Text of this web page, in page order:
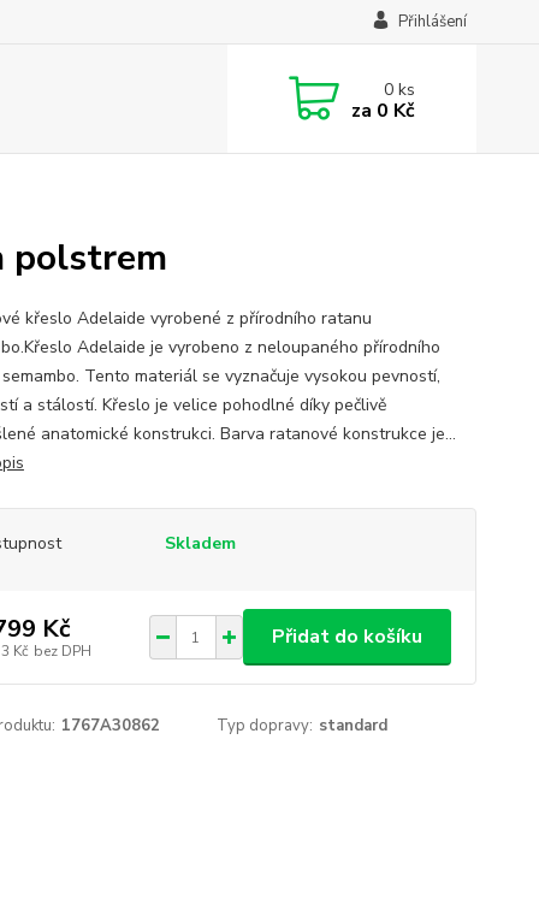
Přihlášení
0ks
za 0 Kč
polstrem
křeslo Adelaide vyrobené z přírodního ratanu
Adelaide je vyrobeno z neloupaného přírodního
Tento materiál se vyznačuje vysokou pevností,
a stálostí. Křeslo je velice pohodlné díky pečlivě
anatomické konstrukci. Barva ratanové konstrukce je...
Skladem
Kč
Kč bez DPH
Přidat do košíku
1767A30862 Typ dopravy: standard